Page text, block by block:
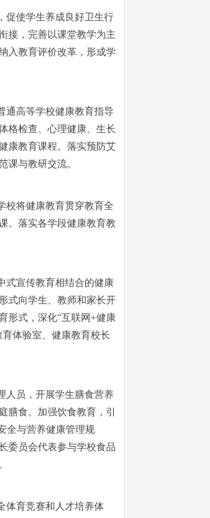
促使学生养成良好卫生行
接，完善以课堂教学为主
入教育评价改革，形成学
通高等学校健康教育指导
格检查、心理健康、生长
康教育课程。落实预防艾
课与教研交流。
校将健康教育贯穿教育全
。落实各学段健康教育教
式宣传教育相结合的健康
式向学生、教师和家长开
形式，深化“互联网+健康
体验室、健康教育校长
人员，开展学生膳食营养
膳食。加强饮食教育，引
全与营养健康管理规
委员会代表参与学校食品
体育竞赛和人才培养体